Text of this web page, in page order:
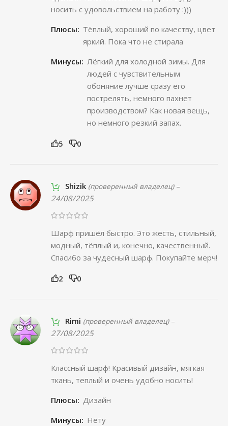
носить с удовольствием на работу :)))
Плюсы: Тёплый, хороший по качеству, цвет
яркий. Пока что не стирала
Минусы: Лёгкий для холодной зимы. Для
людей с чувствительным
обоняние лучше сразу его
пострелять, немного пахнет
производством? Как новая вещь,
но немного резкий запах.
5 0
Shizik (проверенный владелец) –
24/08/2025
Шарф пришёл быстро. Это жесть, стильный,
модный, тёплый и, конечно, качественный.
Спасибо за чудесный шарф. Покупайте мерч!
2 0
Rimi (проверенный владелец) –
27/08/2025
Классный шарф! Красивый дизайн, мягкая
ткань, теплый и очень удобно носить!
Плюсы: Дизайн
Минусы: Нету